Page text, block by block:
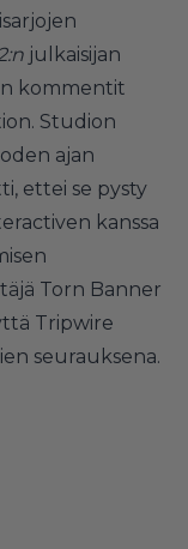
julkaisijan
kommentit
Studion
ajan
ettei se pysty
kanssa
Torn Banner
Tripwire
seurauksena.